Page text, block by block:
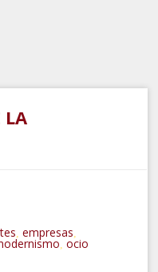
LA
,empresas
,ocio